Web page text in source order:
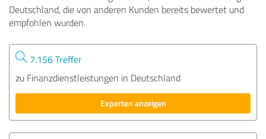
Deutschland, die von anderen Kunden bereits bewertet und
empfohlen wurden.
7.156 Treffer
zu Finanzdienstleistungen in Deutschland
Experten anzeigen